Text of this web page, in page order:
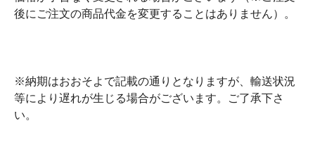
後にご注文の商品代金を変更することはありません）。
※納期はおおそよで記載の通りとなりますが、輸送状況
等により遅れが生じる場合がございます。ご了承下さ
い。